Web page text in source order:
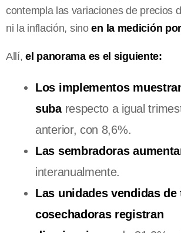
contempla las variaciones de precios
ni la inflación, sinoen la medición
Allí, el panorama es el siguiente:
Los implementos
subarespecto a igual
anterior, con 8,6%.
Las sembradoras
interanualmente.
Las unidades vendidas
cosechadoras registran